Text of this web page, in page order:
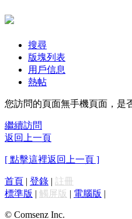
搜尋
版塊列表
用戶信息
熱帖
您訪問的頁面無手機頁面，是
繼續訪問
返回上一頁
[ 點擊這裡返回上一頁 ]
首頁 | 登錄 | 註冊
標準版 | 觸屏版 | 電腦版 |
© Comsenz Inc.